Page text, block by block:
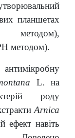
планшетах
методом),
методом).
L. на
роду
Arnica
ефект навіть